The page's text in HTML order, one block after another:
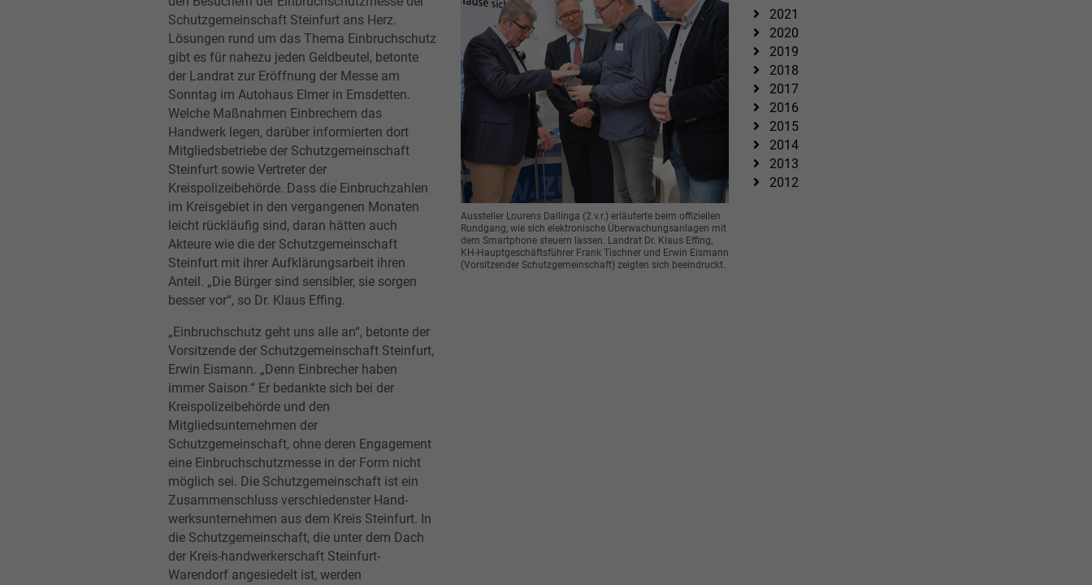
Schutzgemeinschaft Steinfurt ans Herz.
Lösungen rund um das Thema Einbruchschutz
gibt es für nahezu jeden Geldbeutel, betonte
der Landrat zur Eröffnung der Messe am
Sonntag im Autohaus Elmer in Emsdetten.
Welche Maßnahmen Einbrechern das
Handwerk legen, darüber informierten dort
Mitgliedsbetriebe der Schutzgemeinschaft
Steinfurt sowie Vertreter der
Kreispolizeibehörde. Dass die Einbruchzahlen
im Kreisgebiet in den vergangenen Monaten
leicht rückläufig sind, daran hätten auch
Akteure wie die der Schutzgemeinschaft
Steinfurt mit ihrer Aufklärungsarbeit ihren
Anteil. „Die Bürger sind sensibler, sie sorgen
besser vor“, so Dr. Klaus Effing.
„Einbruchschutz geht uns alle an“, betonte der
Vorsitzende der Schutzgemeinschaft Steinfurt,
Erwin Eismann. „Denn Einbrecher haben
immer Saison.“ Er bedankte sich bei der
Kreispolizeibehörde und den
Mitgliedsunternehmen der
Schutzgemeinschaft, ohne deren Engagement
eine Einbruchschutzmesse in der Form nicht
möglich sei. Die Schutzgemeinschaft ist ein
Zusammenschluss verschiedenster Hand-
werksunternehmen aus dem Kreis Steinfurt. In
die Schutzgemeinschaft, die unter dem Dach
der Kreis-handwerkerschaft Steinfurt-
Warendorf angesiedelt ist, werden
Aussteller Lourens Dallinga (2.v.r.) erläuterte beim offiziellen
Rundgang, wie sich elektronische Überwachungsanlagen mit
dem Smartphone steuern lassen. Landrat Dr. Klaus Effing,
KH-Hauptgeschäftsführer Frank Tischner und Erwin Eismann
(Vorsitzender Schutzgemeinschaft) zeigten sich beeindruckt.
2021
2020
2019
2018
2017
2016
2015
2014
2013
2012